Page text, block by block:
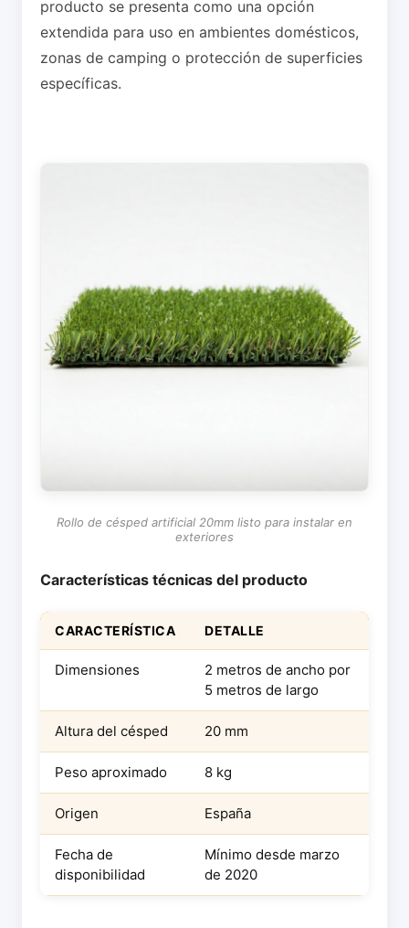
producto se presenta como una opción
extendida para uso en ambientes domésticos,
zonas de camping o protección de superficies
específicas.
Rollo de césped artificial 20mm listo para instalar en
exteriores
Características técnicas del producto
CARACTERÍSTICA DETALLE
Dimensiones
2 metros de ancho por
5 metros de largo
Altura del césped 20 mm
Peso aproximado 8 kg
Origen España
Fecha de
disponibilidad
Mínimo desde marzo
de 2020